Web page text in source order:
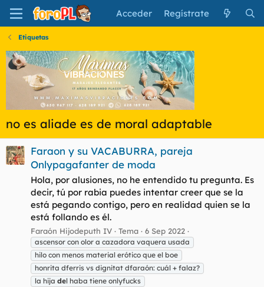
Acceder Regístrate
Etiquetas
no es aliade es de moral adaptable
Faraon y su VACABURRA, pareja
Onlypagafanter de moda
Hola, por alusiones, no he entendido tu pregunta. Es
decir, tú por rabia puedes intentar creer que se la
está pegando contigo, pero en realidad quien se la
está follando es él.
Faraón Hijodeputh IV Tema 6 Sep 2022
ascensor con olor a cazadora vaquera usada
hilo con menos material erótico que el boe
honrita dferris vs dignitat dfaraón: cuál + falaz?
la hija del haba tiene onlyfucks